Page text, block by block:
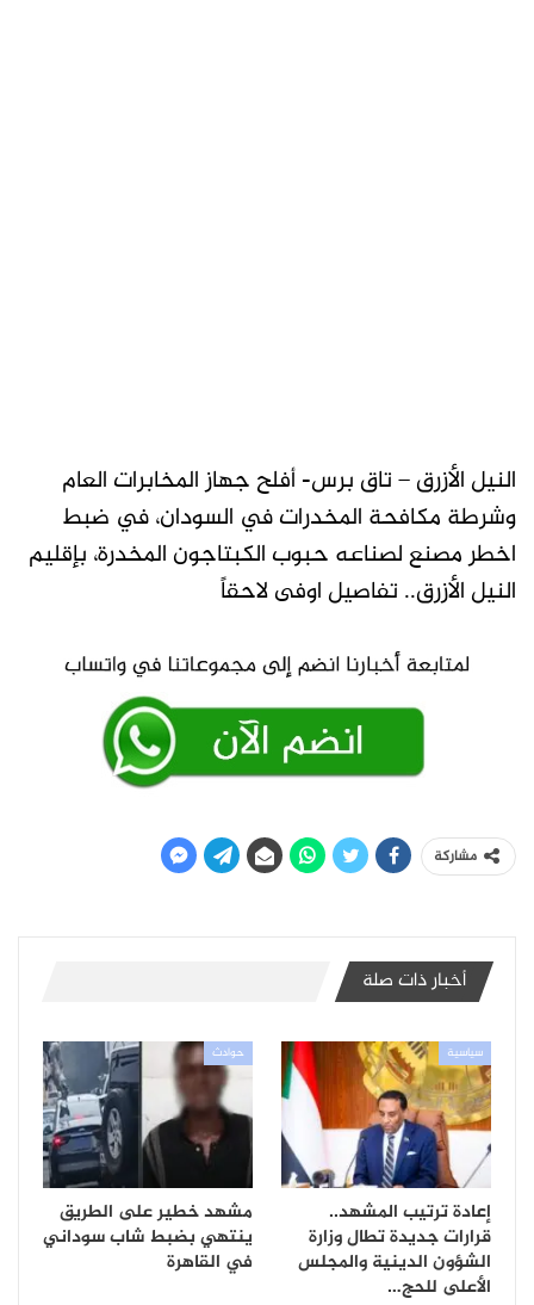
النيل الأزرق – تاق برس- أفلح جهاز المخابرات العام
وشرطة مكافحة المخدرات في السودان، في ضبط
اخطر مصنع لصناعه حبوب الكبتاجون المخدرة، بإقليم
النيل الأزرق.. تفاصيل اوفى لاحقاً
مشاركة
أخبار ذات صلة
سياسية
إعادة ترتيب المشهد..
قرارات جديدة تطال وزارة
الشؤون الدينية والمجلس
الأعلى للحج…
حوادث
مشهد خطير على الطريق
ينتهي بضبط شاب سوداني
في القاهرة